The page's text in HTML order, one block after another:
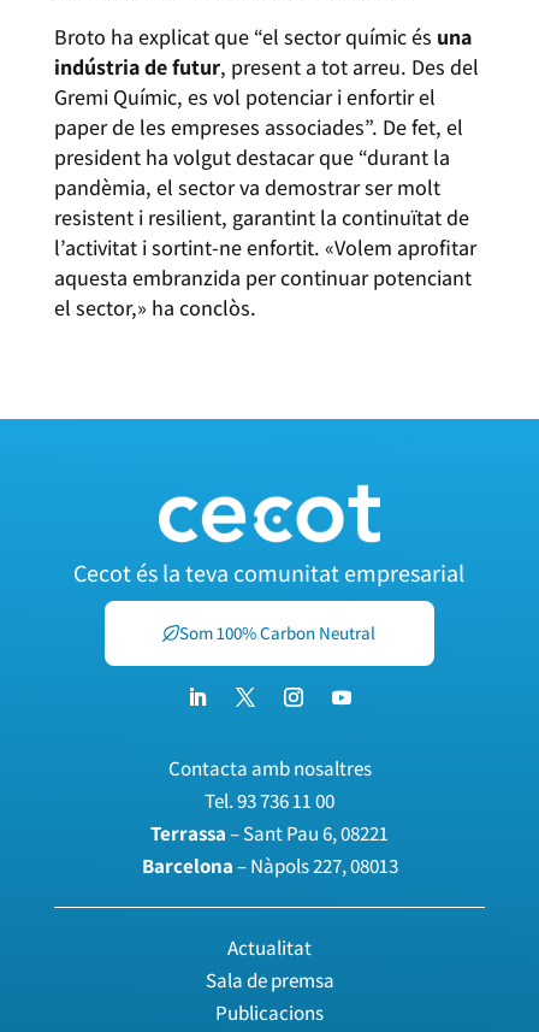
Broto ha explicat que “el sector químic és una
indústria de futur, present a tot arreu. Des del
Gremi Químic, es vol potenciar i enfortir el
paper de les empreses associades”. De fet, el
president ha volgut destacar que “durant la
pandèmia, el sector va demostrar ser molt
resistent i resilient, garantint la continuïtat de
l’activitat i sortint-ne enfortit. «Volem aprofitar
aquesta embranzida per continuar potenciant
el sector,» ha conclòs.
Cecot és la teva comunitat empresarial
Som 100% Carbon Neutral
Contacta amb nosaltres
Tel.93 736 11 00
Terrassa– Sant Pau 6, 08221
Barcelona– Nàpols 227, 08013
Actualitat
Sala de premsa
Publicacions